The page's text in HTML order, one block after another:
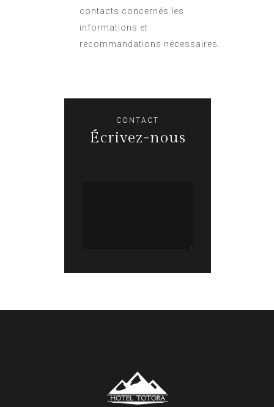
contacts concernés les
informations et
recommandations nécessaires.
CONTACT
Écrivez-nous